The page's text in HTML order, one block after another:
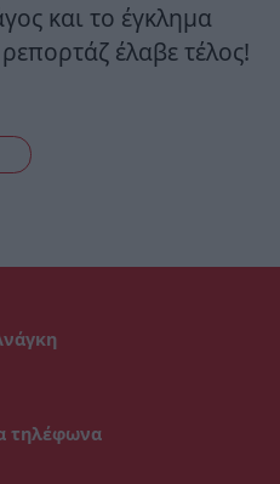
και το έγκλημα
έλαβε τέλος!
τηλέφωνα